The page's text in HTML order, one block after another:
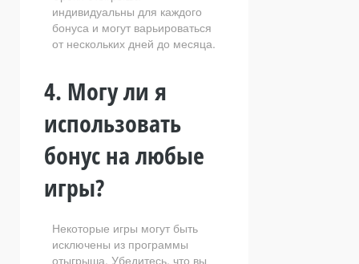
индивидуальны для каждого
бонуса и могут варьироваться
от нескольких дней до месяца.
4. Могу ли я
использовать
бонус на любые
игры?
Некоторые игры могут быть
исключены из программы
отыгрыша. Убедитесь, что вы